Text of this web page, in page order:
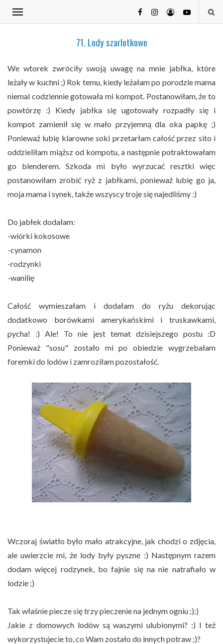
71. Lody szarlotkowe
We wtorek zwróciły swoją uwagę na mnie jabłka, które
leżały w kuchni ;) Rok temu, kiedy leżałam po porodzie mama
niemal codziennie gotowała mi kompot. Postanowiłam, że to
powtórzę :) Kiedy jabłka się ugotowały rozpadły się i
kompot zamienił się w mało przyjemną dla oka papkę ;)
Ponieważ lubię klarowne soki przetarłam całość przez sito i
oddzieliłam miąższ od kompotu, a następnie potraktowałam
go blenderem. Szkoda mi było wyrzucać resztki więc
postanowiłam zrobić ryż z jabłkami, ponieważ lubię go ja,
moja mama i synek, także wszyscy troje się najedliśmy :)
Do jabłek dodałam:
-wiórki kokosowe
-cynamon
-rodzynki
-wanilię
Całość wymieszałam i dodałam do ryżu dekorując
dodatkowo borówkami amerykańskimi i truskawkami,
pycha! :) Ale! To nie jest temat dzisiejszego postu :D
Ponieważ "sosu" zostało mi po obiedzie wygrzebałam
foremki do lodów i zamroziłam pozostałość.
Wczoraj światło było mało atrakcyjne, jak chodzi o zdjęcia,
ale uwierzcie mi, że lody były pyszne :) Następnym razem
dodam więcej rodzynek, bo fajnie się na nie natrafiało w
lodzie ;)
Tak właśnie piecze się trzy pieczenie na jednym ogniu ;);)
Jakie z domowych lodów są waszymi ulubionymi? :) I też
wykorzystujecie to, co Wam zostało do innych potraw ;)?